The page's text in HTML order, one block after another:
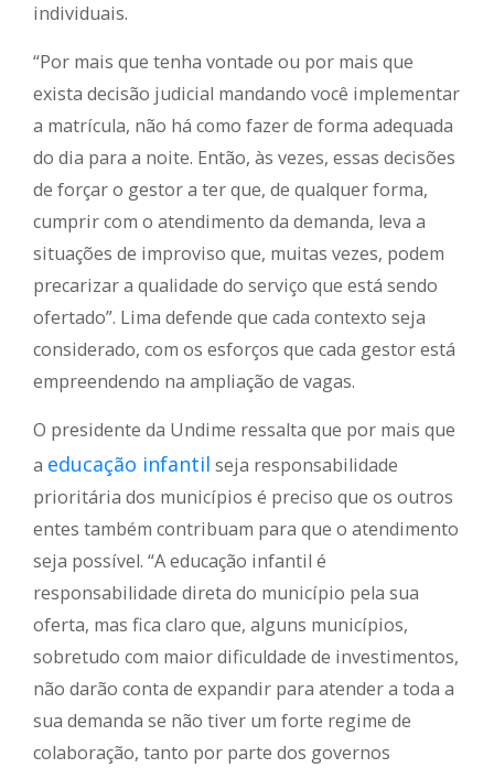
individuais.
“Por mais que tenha vontade ou por mais que
exista decisão judicial mandando você implementar
a matrícula, não há como fazer de forma adequada
do dia para a noite. Então, às vezes, essas decisões
de forçar o gestor a ter que, de qualquer forma,
cumprir com o atendimento da demanda, leva a
situações de improviso que, muitas vezes, podem
precarizar a qualidade do serviço que está sendo
ofertado”. Lima defende que cada contexto seja
considerado, com os esforços que cada gestor está
empreendendo na ampliação de vagas.
O presidente da Undime ressalta que por mais que
a educação infantil seja responsabilidade
prioritária dos municípios é preciso que os outros
entes também contribuam para que o atendimento
seja possível. “A educação infantil é
responsabilidade direta do município pela sua
oferta, mas fica claro que, alguns municípios,
sobretudo com maior dificuldade de investimentos,
não darão conta de expandir para atender a toda a
sua demanda se não tiver um forte regime de
colaboração, tanto por parte dos governos